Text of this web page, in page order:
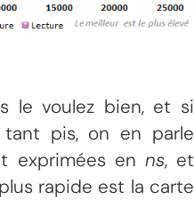
le voulez bien, et si
pis, on en parle
exprimées en ns, et
rapide est la carte